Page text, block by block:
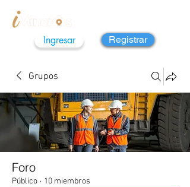
Ingresar Registrar
Grupos
Foro
Público · 10 miembros